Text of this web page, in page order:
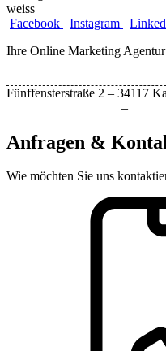
Facebook Instagram
Ihre Online Marketing
Fünffensterstraße 2 – 34117
–
Anfragen &
Wie möchten Sie uns